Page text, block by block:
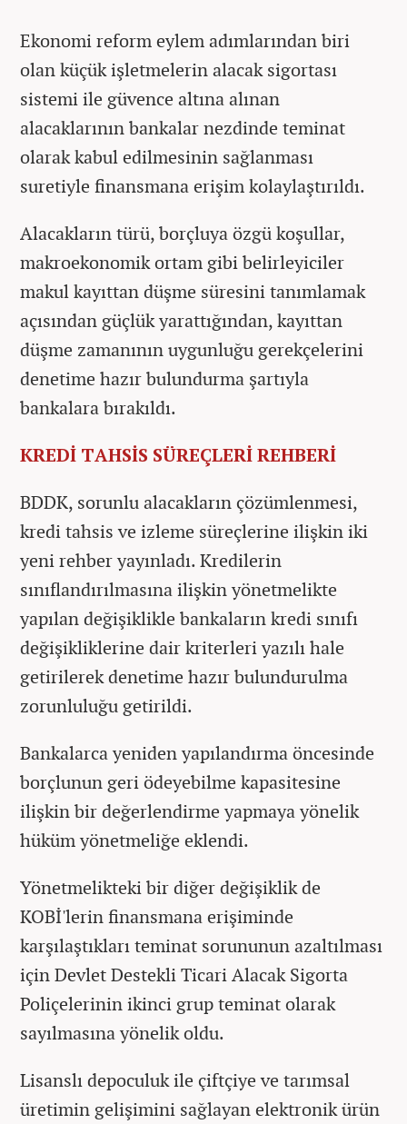
Ekonomi reform eylem adımlarından biri
olan küçük işletmelerin alacak sigortası
sistemi ile güvence altına alınan
alacaklarının bankalar nezdinde teminat
olarak kabul edilmesinin sağlanması
suretiyle finansmana erişim kolaylaştırıldı.
Alacakların türü, borçluya özgü koşullar,
makroekonomik ortam gibi belirleyiciler
makul kayıttan düşme süresini tanımlamak
açısından güçlük yarattığından, kayıttan
düşme zamanının uygunluğu gerekçelerini
denetime hazır bulundurma şartıyla
bankalara bırakıldı.
KREDİ TAHSİS SÜREÇLERİ REHBERİ
BDDK, sorunlu alacakların çözümlenmesi,
kredi tahsis ve izleme süreçlerine ilişkin iki
yeni rehber yayınladı. Kredilerin
sınıflandırılmasına ilişkin yönetmelikte
yapılan değişiklikle bankaların kredi sınıfı
değişikliklerine dair kriterleri yazılı hale
getirilerek denetime hazır bulundurulma
zorunluluğu getirildi.
Bankalarca yeniden yapılandırma öncesinde
borçlunun geri ödeyebilme kapasitesine
ilişkin bir değerlendirme yapmaya yönelik
hüküm yönetmeliğe eklendi.
Yönetmelikteki bir diğer değişiklik de
KOBİ'lerin finansmana erişiminde
karşılaştıkları teminat sorununun azaltılması
için Devlet Destekli Ticari Alacak Sigorta
Poliçelerinin ikinci grup teminat olarak
sayılmasına yönelik oldu.
Lisanslı depoculuk ile çiftçiye ve tarımsal
üretimin gelişimini sağlayan elektronik ürün